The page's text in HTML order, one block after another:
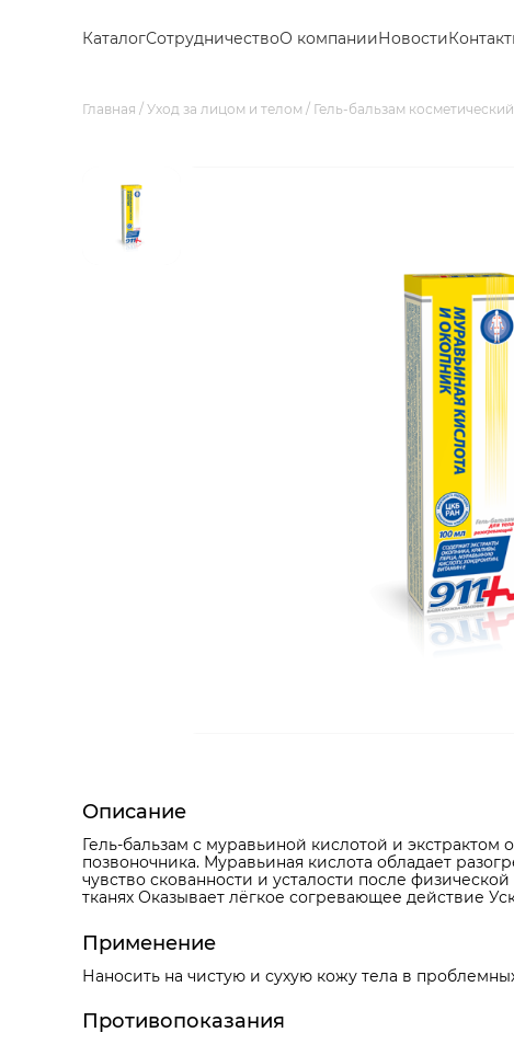
КаталогСотрудничествоО компанииНовости
Главная Уход за лицом и телом Гель-бальзам
Описание
Гель-бальзам с муравьиной кислотой и
позвоночника. Муравьиная кислота обладает
чувство скованности и усталости после
тканях Оказывает лёгкое согревающее действие
Применение
Наносить на чистую и сухую кожу тела в
Противопоказания